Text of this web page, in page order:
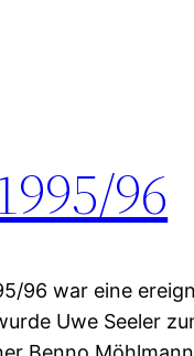
96
96 war eine
Uwe Seeler